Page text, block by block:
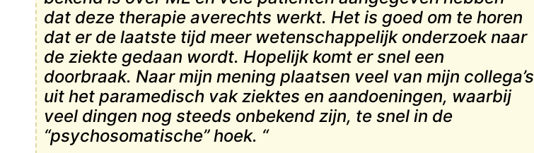
dat deze therapie averechts werkt. Het is goed om te horen
dat er de laatste tijd meer wetenschappelijk onderzoek naar
de ziekte gedaan wordt. Hopelijk komt er snel een
doorbraak. Naar mijn mening plaatsen veel van mijn collega’s
uit het paramedisch vak ziektes en aandoeningen, waarbij
veel dingen nog steeds onbekend zijn, te snel in de
“psychosomatische” hoek. “